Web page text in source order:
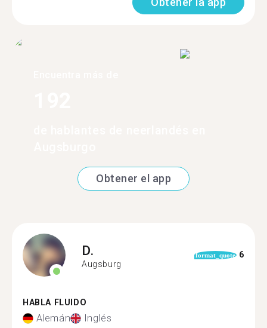
Obtener el app
D.
Augsburg
format_quote 6
HABLA FLUIDO
Alemán Inglés